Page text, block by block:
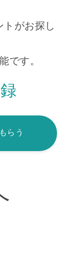
がお探し
です。
らう